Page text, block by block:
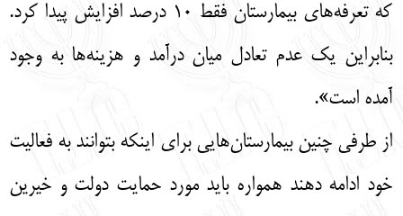
که تعرفه‌های بیمارستان فقط ۱۰ درصد افزایش پیدا کرد.
بنابراین یک عدم تعادل میان درآمد و هزینه‌ها به وجود
آمده است».
از طرفی چنین بیمارستان‌هایی برای اینکه بتوانند به فعالیت
خود ادامه دهند همواره باید مورد حمایت دولت و خیرین